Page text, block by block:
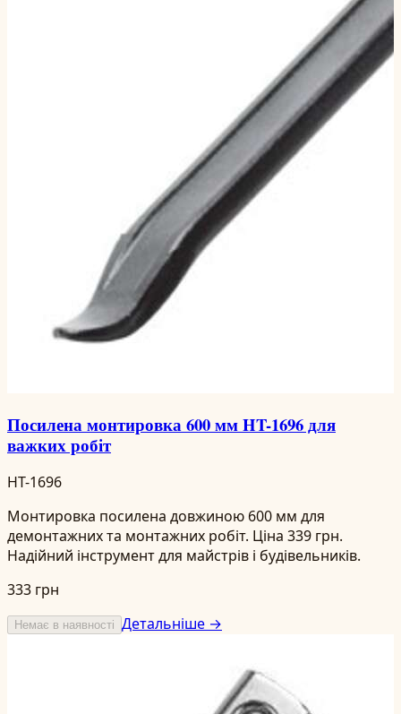
Посилена монтировка 600 мм HT-1696 для
важких робіт
HT-1696
Монтировка посилена довжиною 600 мм для
демонтажних та монтажних робіт. Ціна 339 грн.
Надійний інструмент для майстрів і будівельників.
333 грн
Немає в наявності Детальніше →